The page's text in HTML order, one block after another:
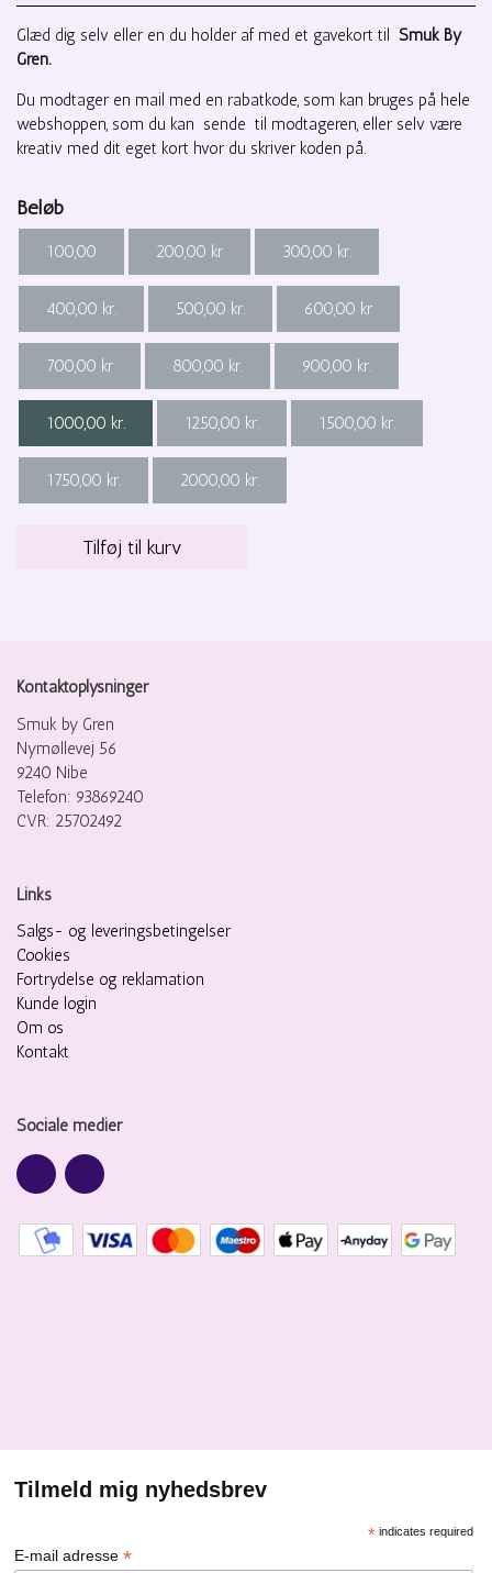
Glæd dig selv eller en du holder af med et gavekort til Smuk By
Gren.
Du modtager en mail med en rabatkode, som kan bruges på hele
webshoppen, som du kan sende til modtageren, eller selv være
kreativ med dit eget kort hvor du skriver koden på.
Beløb
100,00 200,00 kr 300,00 kr.
400,00 kr. 500,00 kr. 600,00 kr
700,00 kr 800,00 kr. 900,00 kr.
1000,00 kr. 1250,00 kr. 1500,00 kr.
1750,00 kr. 2000,00 kr.
Tilføj til kurv
Kontaktoplysninger
Smuk by Gren
Nymøllevej 56
9240 Nibe
Telefon: 93869240
CVR: 25702492
Links
Salgs- og leveringsbetingelser
Cookies
Fortrydelse og reklamation
Kunde login
Om os
Kontakt
Sociale medier
Tilmeld mig nyhedsbrev
*indicates required
E-mail adresse*